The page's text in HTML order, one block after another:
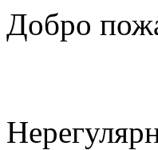
Добро